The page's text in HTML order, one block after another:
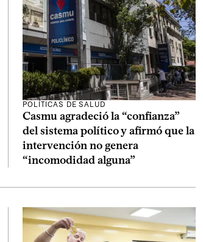
POLÍTICAS DE SALUD
Casmu agradeció la “confianza”
del sistema político y afirmó que la
intervención no genera
“incomodidad alguna”